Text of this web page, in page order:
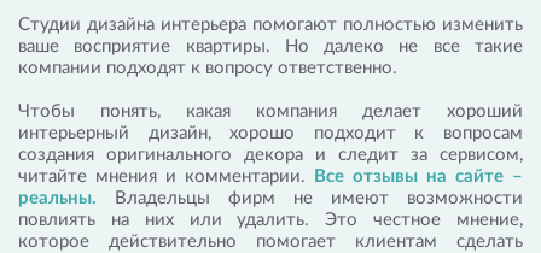
Студии дизайна интерьера помогают полностью изменить
ваше восприятие квартиры. Но далеко не все такие
компании подходят к вопросу ответственно.
Чтобы понять, какая компания делает хороший
интерьерный дизайн, хорошо подходит к вопросам
создания оригинального декора и следит за сервисом,
читайте мнения и комментарии.
Все отзывы на сайте –
реальны. Владельцы фирм не имеют возможности
повлиять на них или удалить. Это честное мнение,
которое действительно помогает клиентам сделать